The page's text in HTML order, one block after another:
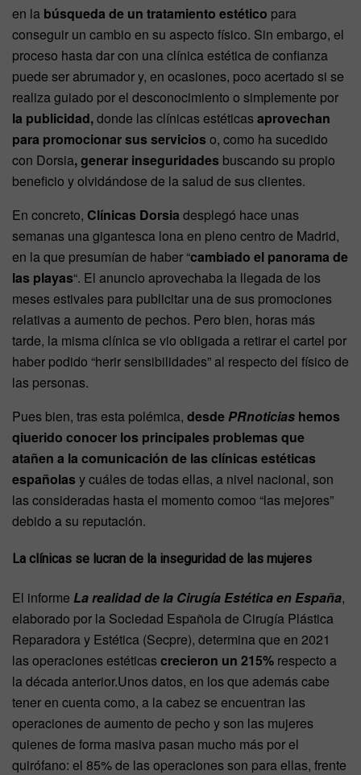
en la búsqueda de un tratamiento estético para
conseguir un cambio en su aspecto físico. Sin embargo, el
proceso hasta dar con una clínica estética de confianza
puede ser abrumador y, en ocasiones, poco acertado si se
realiza guiado por el desconocimiento o simplemente por
la publicidad,donde las clínicas estéticasaprovechan
para promocionar sus servicios o, como ha sucedido
con Dorsia, generar inseguridades buscando su propio
beneficio y olvidándose de la salud de sus clientes.
En concreto, Clínicas Dorsia desplegó hace unas
semanas una gigantesca lona en pleno centro de Madrid,
en la que presumían de haber “cambiado el panorama de
las playas“. El anuncio aprovechaba la llegada de los
meses estivales para publicitar una de sus promociones
relativas a aumento de pechos. Pero bien, horas más
tarde, la misma clínica se vio obligada a retirar el cartel por
haber podido “herir sensibilidades” al respecto del físico de
las personas.
Pues bien, tras esta polémica, desdePRnoticias hemos
qiuerido conocer los principales problemas que
atañen a la comunicación de las clínicas estéticas
españolas y cuáles de todas ellas, a nivel nacional, son
las consideradas hasta el momento comoo “las mejores”
debido a su reputación.
La clínicas se lucran de la inseguridad de las mujeres
El informe La realidad de la Cirugía Estética en España,
elaborado por la Sociedad Española de Cirugía Plástica
Reparadora y Estética (Secpre), determina que en 2021
las operaciones estéticascrecieron un 215% respecto a
la década anterior.Unos datos, en los que además cabe
tener en cuenta como, a la cabez se encuentran las
operaciones de aumento de pecho y son las mujeres
quienes de forma masiva pasan mucho más por el
quirófano: el 85% de las operaciones son para ellas, frente